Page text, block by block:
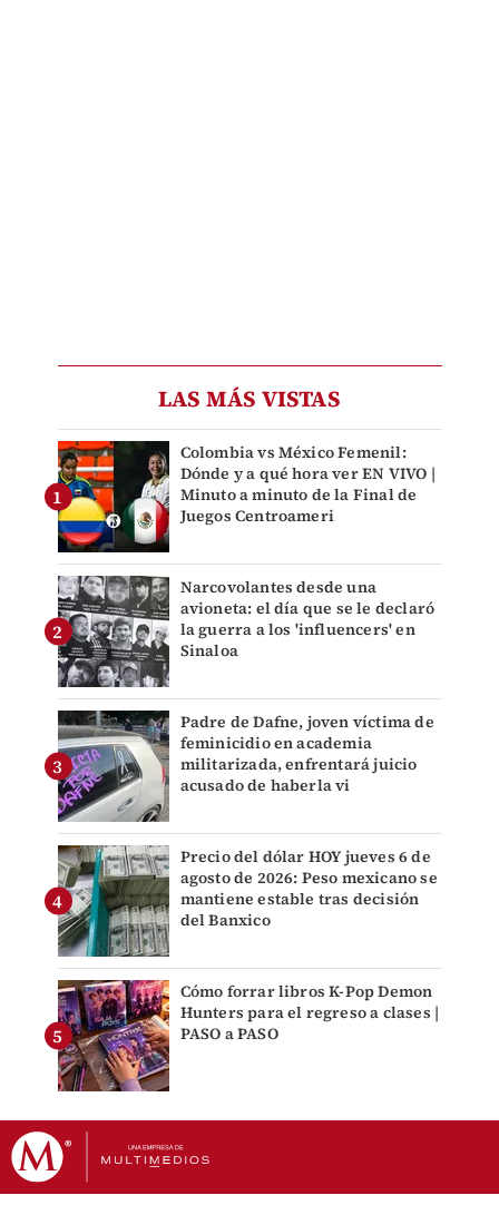
LAS MÁS VISTAS
Colombia vs México Femenil:
Dónde y a qué hora ver EN VIVO |
Minuto a minuto de la Final de
Juegos Centroameri
Narcovolantes desde una
avioneta: el día que se le declaró
la guerra a los 'influencers' en
Sinaloa
Padre de Dafne, joven víctima de
feminicidio en academia
militarizada, enfrentará juicio
acusado de haberla vi
Precio del dólar HOY jueves 6 de
agosto de 2026: Peso mexicano se
mantiene estable tras decisión
del Banxico
Cómo forrar libros K-Pop Demon
Hunters para el regreso a clases |
PASO a PASO